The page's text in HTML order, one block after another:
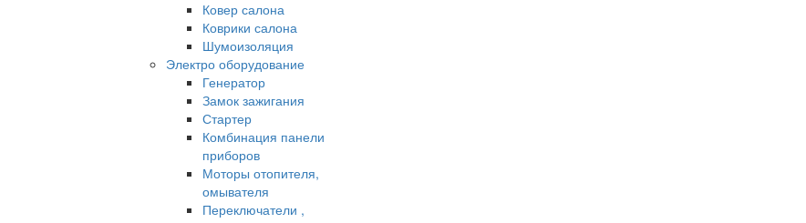
Ковер салона
Коврики салона
Шумоизоляция
Электро оборудование
Генератор
Замок зажигания
Стартер
Комбинация панели
приборов
Моторы отопителя,
омывателя
Переключатели ,